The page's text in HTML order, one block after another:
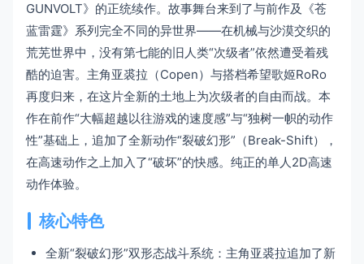
GUNVOLT》的正统续作。故事舞台来到了与前作及《苍
蓝雷霆》系列完全不同的异世界——在机械与沙漠交织的
荒芜世界中，没有第七能的旧人类“次级者”依然遭受着残
酷的迫害。主角亚裘拉（Copen）与搭档希望歌姬RoRo
再度归来，在这片全新的土地上为次级者的自由而战。本
作在前作“大幅超越以往游戏的速度感”与“独树一帜的动作
性”基础上，追加了全新动作“裂破幻形”（Break-Shift），
在高速动作之上加入了“破坏”的快感。纯正的单人2D高速
动作体验。
核心特色
全新“裂破幻形”双形态战斗系统：主角亚裘拉追加了新